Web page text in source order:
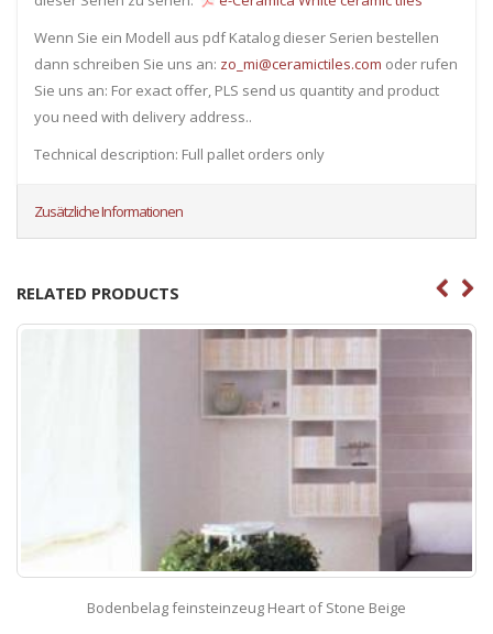
Wenn Sie ein Modell aus pdf Katalog dieser Serien bestellen
dann schreiben Sie uns an: zo_mi@ceramictiles.com oder rufen
Sie uns an: For exact offer, PLS send us quantity and product
you need with delivery address..
Technical description: Full pallet orders only
Zusätzliche Informationen
RELATED PRODUCTS
Bodenbelag feinsteinzeug Heart of Stone Beige